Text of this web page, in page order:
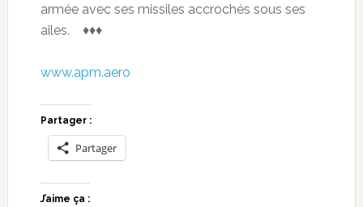
armée avec ses missiles accrochés sous ses
ailes. ♦♦♦
www.apm.aero
Partager :
Partager
J’aime ça :